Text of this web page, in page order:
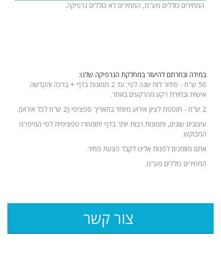
המחירים כוללים מע"מ, המחירים לא כוללים גרפיקה.
במידה ובחרתם להיעזר במחלקת הגרפיקה שלנו:
50 ש"ח - סידור לוח שנה לפי: עד 2 תמונות בדף + ברכה והקדשה
אישית ובחירת רקע מהרקעים באתר.
2 ש"ח - תוספת לציון אירוע מיוחד בתאריך ספציפי (2 ש"ח לכל אירוע).
עיצובים שונים, ותמונות רבות יותר בדף יתומחרו ספציפית לפי המיפרט
המבוקש.
אתם מוזמנים לפנות אלינו לקבל הצעת מחיר.
המחירים כוללים מע"מ.
צור קשר